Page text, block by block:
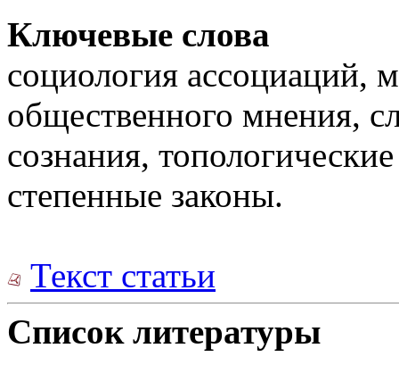
Ключевые слова
социология ассоциаций,
общественного мнения,
сознания,
степенные законы.
Текст статьи
Список литературы